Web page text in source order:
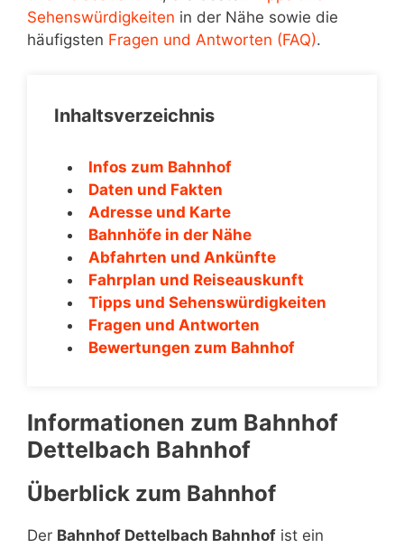
Sehenswürdigkeiten in der Nähe sowie die
häufigsten Fragen und Antworten (FAQ).
Inhaltsverzeichnis
Infos zum Bahnhof
Daten und Fakten
Adresse und Karte
Bahnhöfe in der Nähe
Abfahrten und Ankünfte
Fahrplan und Reiseauskunft
Tipps und Sehenswürdigkeiten
Fragen und Antworten
Bewertungen zum Bahnhof
Informationen zum Bahnhof
Dettelbach Bahnhof
Überblick zum Bahnhof
Der Bahnhof Dettelbach Bahnhof ist ein